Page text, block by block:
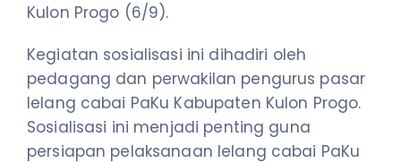
Kulon Progo (6/9).
Kegiatan sosialisasi ini dihadiri oleh
pedagang dan perwakilan pengurus pasar
lelang cabai PaKu Kabupaten Kulon Progo.
Sosialisasi ini menjadi penting guna
persiapan pelaksanaan lelang cabai PaKu